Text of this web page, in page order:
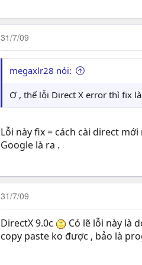
31/7/09
megaxlr28 nói:
Ơ , thế lỗi Direct X error thì fix
Lỗi này fix = cách cài direct mới
Google là ra .
31/7/09
DirectX 9.0c
Có lẽ lỗi này là
copy paste ko được , bảo là